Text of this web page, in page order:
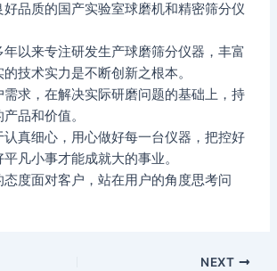
品质的国产实验室球磨机和精密筛分仪
以来专注研发生产球磨筛分仪器，丰富
技术实力是不断创新之根本。
求，在解决实际研磨问题的基础上，持
品和价值。
真细心，用心做好每一台仪器，把控好
凡小事才能成就大的事业。
度面对客户，站在用户的角度思考问
NEXT